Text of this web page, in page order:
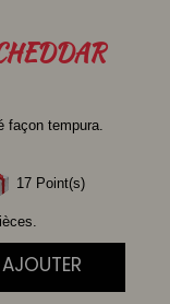
façon tempura.
17 Point(s)